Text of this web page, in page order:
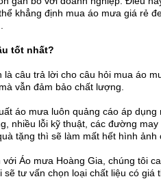
khẳng định mua áo mưa giá rẻ
tốt nhất?
là câu trả lời cho câu hỏi mua áo
vẫn đảm bảo chất lượng.
áo mưa luôn quảng cáo áp
nhiều lỗi kỹ thuật, các đường
tặng thì sẽ làm mất hết hình ảnh
với Áo mưa Hoàng Gia, chúng tôi
sẽ tư vấn chọn loại chất liệu có